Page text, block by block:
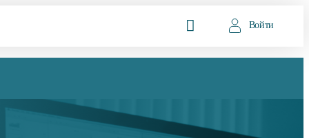
Войти